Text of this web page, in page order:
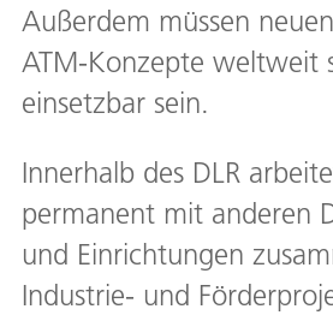
Außerdem müssen
ATM-Konzepte weltweit
einsetzbar sein.
Innerhalb des DLR
permanent mit anderen
und Einrichtungen
Industrie- und